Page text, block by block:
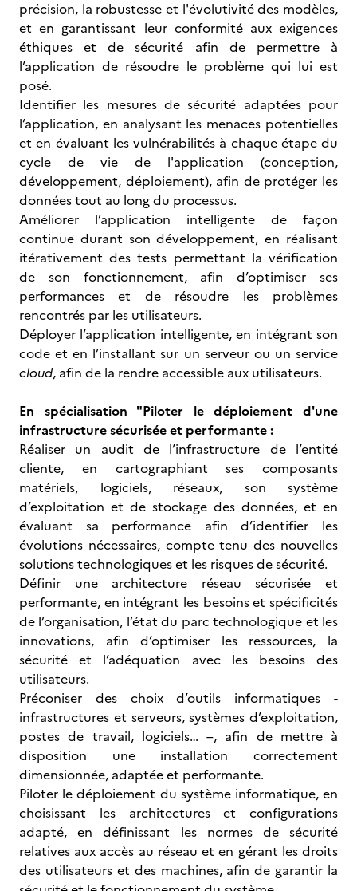
précision, la robustesse et l'évolutivité des modèles,
et en garantissant leur conformité aux exigences
éthiques et de sécurité afin de permettre à
l’application de résoudre le problème qui lui est
posé.
Identifier les mesures de sécurité adaptées pour
l’application, en analysant les menaces potentielles
et en évaluant les vulnérabilités à chaque étape du
cycle de vie de l'application (conception,
développement, déploiement), afin de protéger les
données tout au long du processus.
Améliorer l’application intelligente de façon
continue durant son développement, en réalisant
itérativement des tests permettant la vérification
de son fonctionnement, afin d’optimiser ses
performances et de résoudre les problèmes
rencontrés par les utilisateurs.
Déployer l’application intelligente, en intégrant son
code et en l’installant sur un serveur ou un service
cloud, afin de la rendre accessible aux utilisateurs.
En spécialisation "Piloter le déploiement d'une
infrastructure sécurisée et performante :
Réaliser un audit de l’infrastructure de l’entité
cliente, en cartographiant ses composants
matériels, logiciels, réseaux, son système
d’exploitation et de stockage des données, et en
évaluant sa performance afin d’identifier les
évolutions nécessaires, compte tenu des nouvelles
solutions technologiques et les risques de sécurité.
Définir une architecture réseau sécurisée et
performante, en intégrant les besoins et spécificités
de l’organisation, l’état du parc technologique et les
innovations, afin d’optimiser les ressources, la
sécurité et l’adéquation avec les besoins des
utilisateurs.
Préconiser des choix d’outils informatiques -
infrastructures et serveurs, systèmes d’exploitation,
postes de travail, logiciels… –, afin de mettre à
disposition une installation correctement
dimensionnée, adaptée et performante.
Piloter le déploiement du système informatique, en
choisissant les architectures et configurations
adapté, en définissant les normes de sécurité
relatives aux accès au réseau et en gérant les droits
des utilisateurs et des machines, afin de garantir la